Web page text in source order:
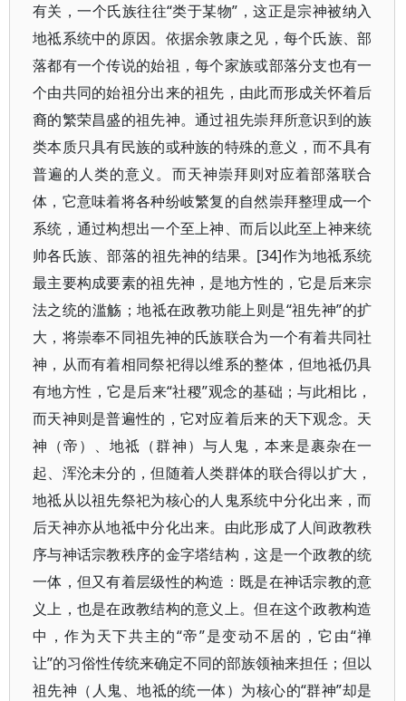
有关，一个氏族往往“类于某物”，这正是宗神被纳入
地祗系统中的原因。依据余敦康之见，每个氏族、部
落都有一个传说的始祖，每个家族或部落分支也有一
个由共同的始祖分出来的祖先，由此而形成关怀着后
裔的繁荣昌盛的祖先神。通过祖先崇拜所意识到的族
类本质只具有民族的或种族的特殊的意义，而不具有
普遍的人类的意义。而天神崇拜则对应着部落联合
体，它意味着将各种纷岐繁复的自然崇拜整理成一个
系统，通过构想出一个至上神、而后以此至上神来统
帅各氏族、部落的祖先神的结果。[34]作为地祗系统
最主要构成要素的祖先神，是地方性的，它是后来宗
法之统的滥觞；地祗在政教功能上则是“祖先神”的扩
大，将崇奉不同祖先神的氏族联合为一个有着共同社
神，从而有着相同祭祀得以维系的整体，但地祗仍具
有地方性，它是后来“社稷”观念的基础；与此相比，
而天神则是普遍性的，它对应着后来的天下观念。天
神（帝）、地祗（群神）与人鬼，本来是裹杂在一
起、浑沦未分的，但随着人类群体的联合得以扩大，
地祗从以祖先祭祀为核心的人鬼系统中分化出来，而
后天神亦从地祗中分化出来。由此形成了人间政教秩
序与神话宗教秩序的金字塔结构，这是一个政教的统
一体，但又有着层级性的构造：既是在神话宗教的意
义上，也是在政教结构的意义上。但在这个政教构造
中，作为天下共主的“帝”是变动不居的，它由“禅
让”的习俗性传统来确定不同的部族领袖来担任；但以
祖先神（人鬼、地祗的统一体）为核心的“群神”却是